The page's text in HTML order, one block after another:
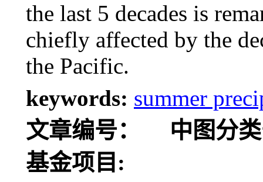
the last 5 decades is
chiefly affected by the
the Pacific.
keywords: summer
文章编号：
中图分
基金项目: